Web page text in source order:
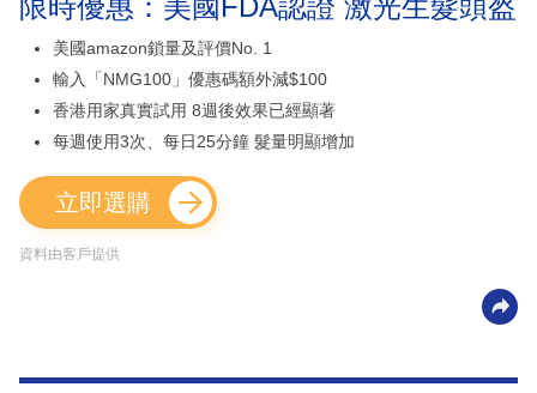
限時優惠：美國FDA認證 激光生髮頭盔
美國amazon鎖量及評價No. 1
輸入「NMG100」優惠碼額外減$100
香港用家真實試用 8週後效果已經顯著
每週使用3次、每日25分鐘 髮量明顯增加
立即選購
資料由客戶提供